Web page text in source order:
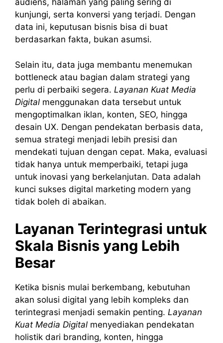
audiens, halaman yang paling sering di
kunjungi, serta konversi yang terjadi. Dengan
data ini, keputusan bisnis bisa di buat
berdasarkan fakta, bukan asumsi.
Selain itu, data juga membantu menemukan
bottleneck atau bagian dalam strategi yang
perlu di perbaiki segera. Layanan Kuat Media
Digital menggunakan data tersebut untuk
mengoptimalkan iklan, konten, SEO, hingga
desain UX. Dengan pendekatan berbasis data,
semua strategi menjadi lebih presisi dan
mendekati tujuan dengan cepat. Maka, evaluasi
tidak hanya untuk memperbaiki, tetapi juga
untuk inovasi yang berkelanjutan. Data adalah
kunci sukses digital marketing modern yang
tidak boleh di abaikan.
Layanan Terintegrasi untuk
Skala Bisnis yang Lebih
Besar
Ketika bisnis mulai berkembang, kebutuhan
akan solusi digital yang lebih kompleks dan
terintegrasi menjadi semakin penting. Layanan
Kuat Media Digital menyediakan pendekatan
holistik dari branding, konten, hingga